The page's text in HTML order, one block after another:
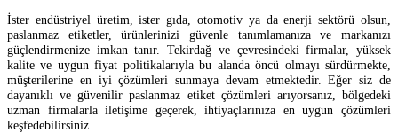
İster endüstriyel üretim, ister gıda, otomotiv ya da enerji sektörü olsun,
paslanmaz etiketler, ürünlerinizi güvenle tanımlamanıza ve markanızı
güçlendirmenize imkan tanır. Tekirdağ ve çevresindeki firmalar, yüksek
kalite ve uygun fiyat politikalarıyla bu alanda öncü olmayı sürdürmekte,
müşterilerine en iyi çözümleri sunmaya devam etmektedir. Eğer siz de
dayanıklı ve güvenilir paslanmaz etiket çözümleri arıyorsanız, bölgedeki
uzman firmalarla iletişime geçerek, ihtiyaçlarınıza en uygun çözümleri
keşfedebilirsiniz.